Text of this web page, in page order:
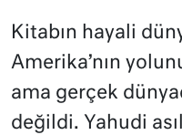
Kitabın hayali
Amerika’nın
ama gerçek
değildi. Yahudi